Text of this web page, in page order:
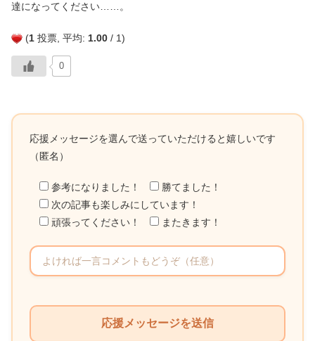
達になってください……。
(1 投票, 平均: 1.00 / 1)
0
応援メッセージを選んで送っていただけると嬉しいです
（匿名）
参考になりました！
勝てました！
次の記事も楽しみにしています！
頑張ってください！
またきます！
フ